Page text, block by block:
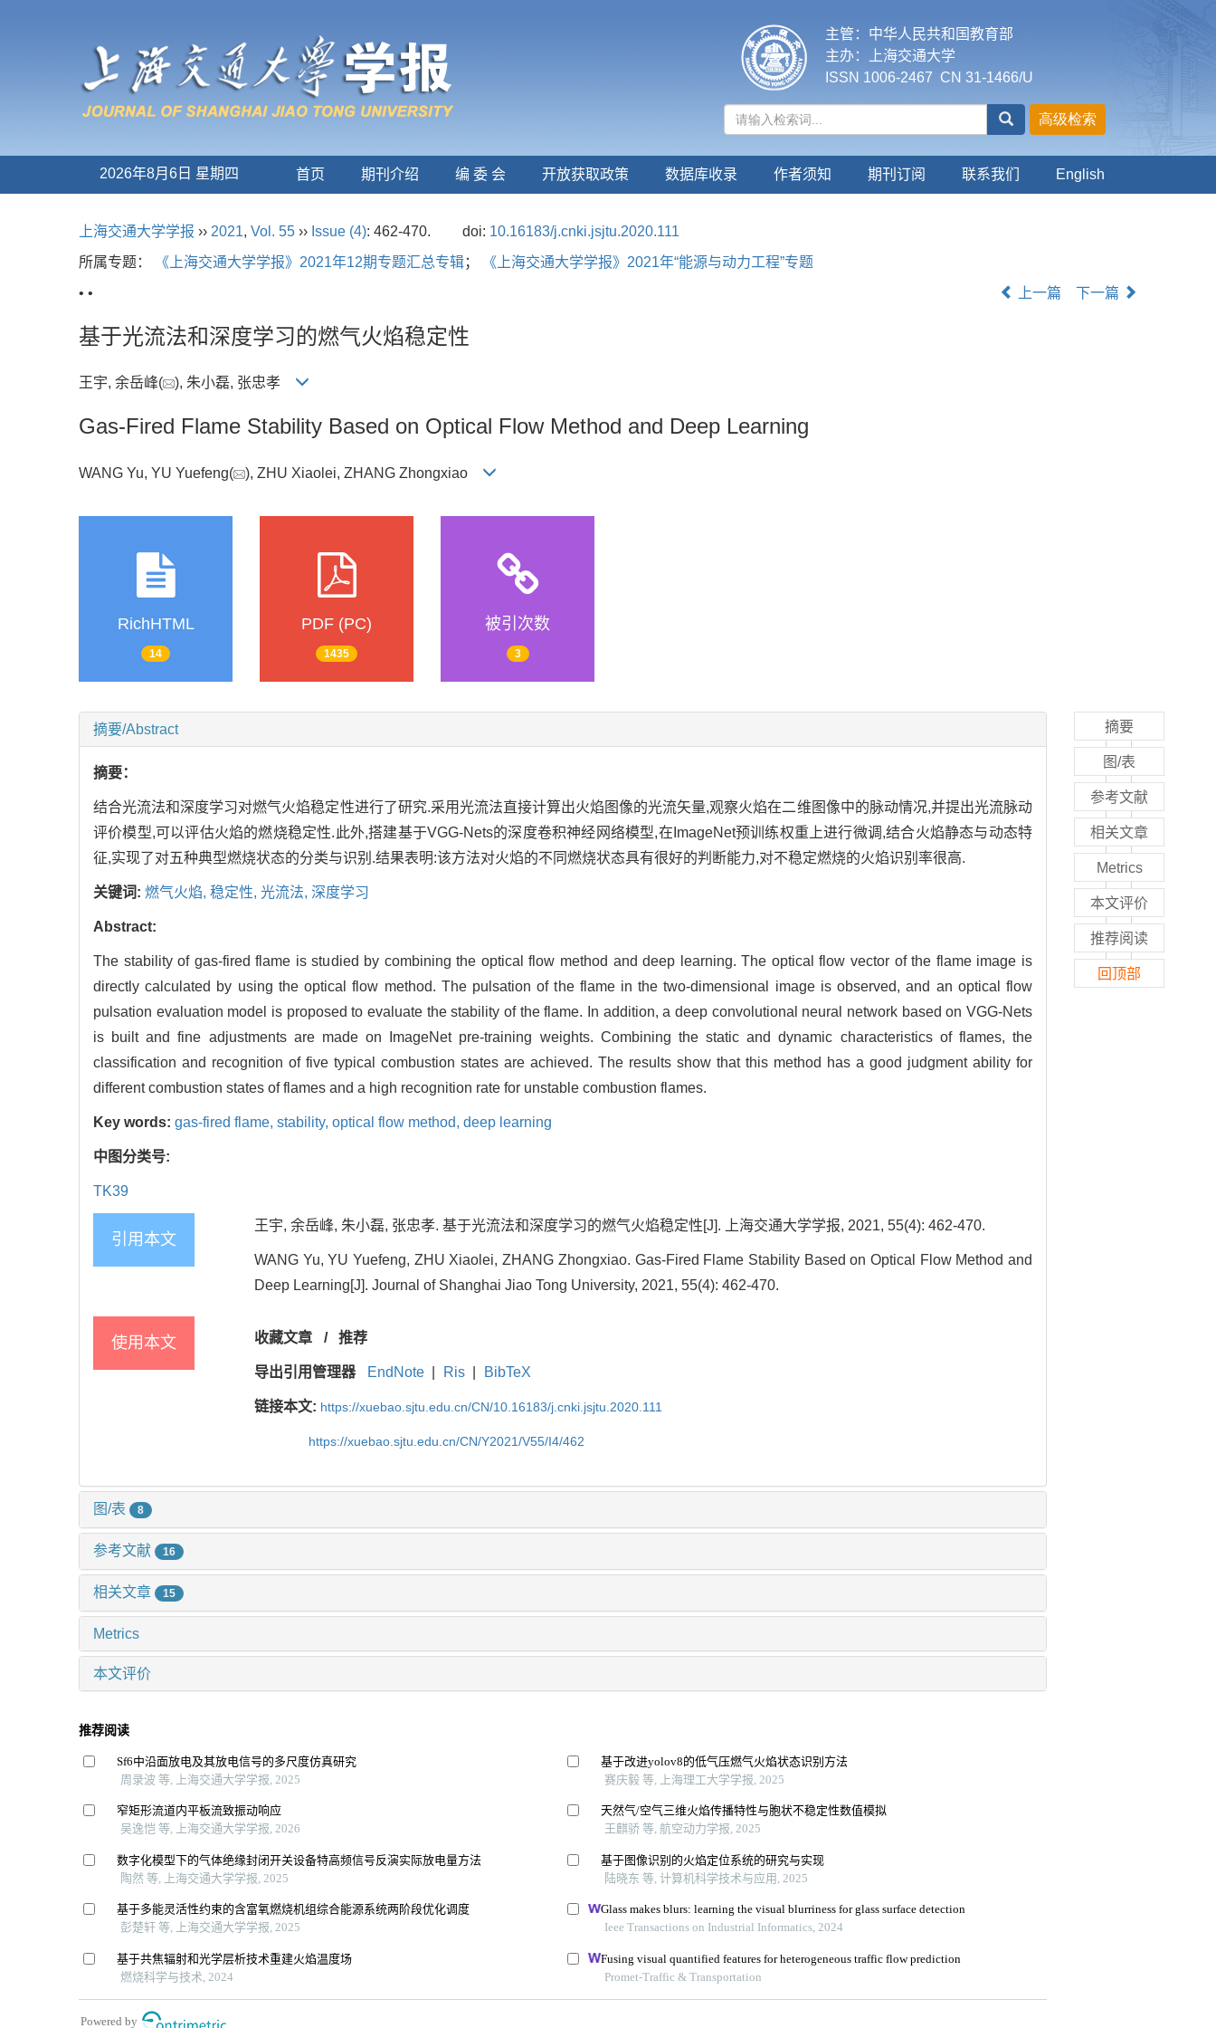
主管：中华人民共和国教育部
主办：上海交通大学
ISSN 1006-2467 CN 31-1466/U
2026年8月6日 星期四 首页 期刊介绍 编 委 会 开放获取政策 数据库收录 作者须知 期刊订阅 联系我们 English
上海交通大学学报 ›› 2021, Vol. 55 ›› Issue (4): 462-470. doi: 10.16183/j.cnki.jsjtu.2020.111
所属专题：
《上海交通大学学报》2021年12期专题汇总专辑；
《上海交通大学学报》2021年“能源与动力工程”专题
• •
上一篇 下一篇
基于光流法和深度学习的燃气火焰稳定性
王宇, 余岳峰( ), 朱小磊, 张忠孝
Gas-Fired Flame Stability Based on Optical Flow Method and Deep Learning
WANG Yu, YU Yuefeng( ), ZHU Xiaolei, ZHANG Zhongxiao
RichHTML
14
PDF (PC)
1435
被引次数
3
摘要/Abstract
摘要：
结合光流法和深度学习对燃气火焰稳定性进行了研究.采用光流法直接计算出火焰图像的光流矢量,观察火焰在二维图像中的脉动情况,并提出光流脉动
评价模型,可以评估火焰的燃烧稳定性.此外,搭建基于VGG-Nets的深度卷积神经网络模型,在ImageNet预训练权重上进行微调,结合火焰静态与动态特
征,实现了对五种典型燃烧状态的分类与识别.结果表明:该方法对火焰的不同燃烧状态具有很好的判断能力,对不稳定燃烧的火焰识别率很高.
关键词: 燃气火焰, 稳定性, 光流法, 深度学习
Abstract:
The stability of gas-fired flame is studied by combining the optical flow method and deep learning. The optical flow vector of the flame image is
directly calculated by using the optical flow method. The pulsation of the flame in the two-dimensional image is observed, and an optical flow
pulsation evaluation model is proposed to evaluate the stability of the flame. In addition, a deep convolutional neural network based on VGG-Nets
is built and fine adjustments are made on ImageNet pre-training weights. Combining the static and dynamic characteristics of flames, the
classification and recognition of five typical combustion states are achieved. The results show that this method has a good judgment ability for
different combustion states of flames and a high recognition rate for unstable combustion flames.
Key words: gas-fired flame, stability, optical flow method, deep learning
中图分类号:
TK39
引用本文
王宇, 余岳峰, 朱小磊, 张忠孝. 基于光流法和深度学习的燃气火焰稳定性[J]. 上海交通大学学报, 2021, 55(4): 462-470.
WANG Yu, YU Yuefeng, ZHU Xiaolei, ZHANG Zhongxiao. Gas-Fired Flame Stability Based on Optical Flow Method and
Deep Learning[J]. Journal of Shanghai Jiao Tong University, 2021, 55(4): 462-470.
使用本文 收藏文章 / 推荐
导出引用管理器 EndNote Ris BibTeX
链接本文: https://xuebao.sjtu.edu.cn/CN/10.16183/j.cnki.jsjtu.2020.111
https://xuebao.sjtu.edu.cn/CN/Y2021/V55/I4/462
图/表 8
参考文献 16
相关文章 15
Metrics
本文评价
摘要
图/表
参考文献
相关文章
Metrics
本文评价
推荐阅读
回顶部